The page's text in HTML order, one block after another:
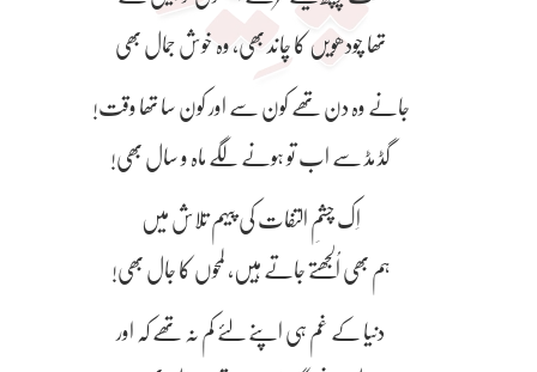
تھا چودھویں کا چاند بھی، وہ خوش جمال بھی
جانے وہ دن تھے کون سے اور کون سا تھا وقت!
گڈ مڈ سے اب تو ہونے لگے ماہ و سال بھی!
اِک چشمِ التفات کی پیہم تلاش میں
ہم بھی اُلجھتے جاتے ہیں، لمحوں کا جال بھی!
دنیا کے غم ہی اپنے لئے کم نہ تھے کہ اور